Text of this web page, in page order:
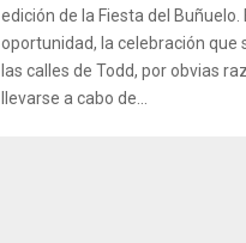
edición de la Fiesta del Buñuelo.
oportunidad, la celebración que
las calles de Todd, por obvias
llevarse a cabo de...